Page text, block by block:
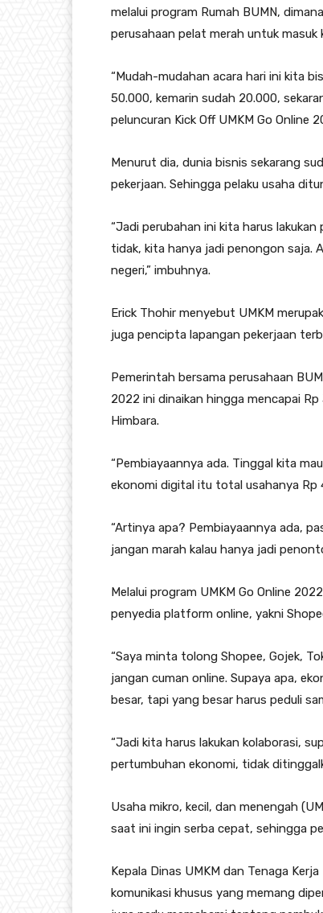
melalui program Rumah BUMN,
perusahaan pelat merah untuk masuk
“Mudah-mudahan acara hari ini kita
50.000, kemarin sudah 20.000,
peluncuran Kick Off UMKM Go
Menurut dia, dunia bisnis sekarang
pekerjaan. Sehingga pelaku usaha
“Jadi perubahan ini kita harus
tidak, kita hanya jadi penongon saja.
negeri,” imbuhnya.
Erick Thohir menyebut UMKM
juga pencipta lapangan pekerjaan
Pemerintah bersama perusahaan
2022 ini dinaikan hingga mencapai
Himbara.
“Pembiayaannya ada. Tinggal kita
ekonomi digital itu total usahanya Rp
“Artinya apa? Pembiayaannya ada,
jangan marah kalau hanya jadi
Melalui program UMKM Go Online
penyedia platform online, yakni
“Saya minta tolong Shopee, Gojek,
jangan cuman online. Supaya apa,
besar, tapi yang besar harus peduli
“Jadi kita harus lakukan kolaborasi,
pertumbuhan ekonomi, tidak
Usaha mikro, kecil, dan menengah
saat ini ingin serba cepat, sehingga
Kepala Dinas UMKM dan Tenaga
komunikasi khusus yang memang